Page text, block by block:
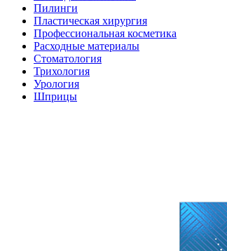
Пилинги
Пластическая хирургия
Профессиональная косметика
Расходные материалы
Стоматология
Трихология
Урология
Шприцы